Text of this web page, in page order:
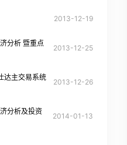
2013-12-19
分析 暨重点
2013-12-25
达主交易系统
2013-12-26
分析及投资
2014-01-13